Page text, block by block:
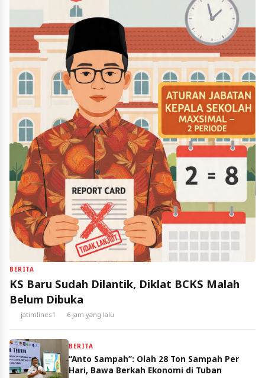
BERITA
KS Baru Sudah Dilantik, Diklat BCKS Malah
Belum Dibuka
jatimlines1 6 jam yang lalu
BERITA
“Anto Sampah”: Olah 28 Ton Sampah Per
Hari, Bawa Berkah Ekonomi di Tuban